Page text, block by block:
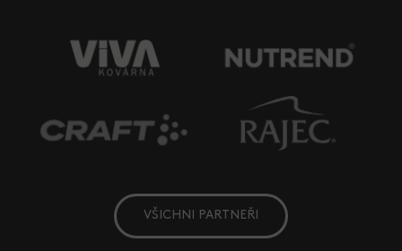
VŠICHNI PARTNEŘI